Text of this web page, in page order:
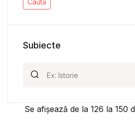
Se afișează de la 126 la 150
Caută
Subiecte